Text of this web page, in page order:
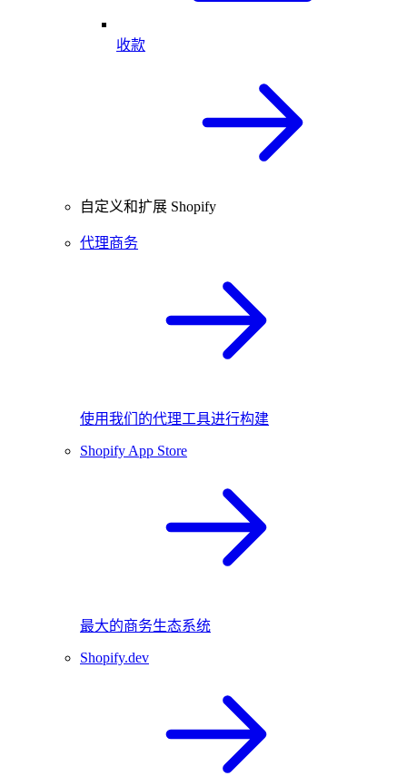
收款
自定义和扩展 Shopify
代理商务
使用我们的代理工具进行构建
Shopify App Store
最大的商务生态系统
Shopify.dev